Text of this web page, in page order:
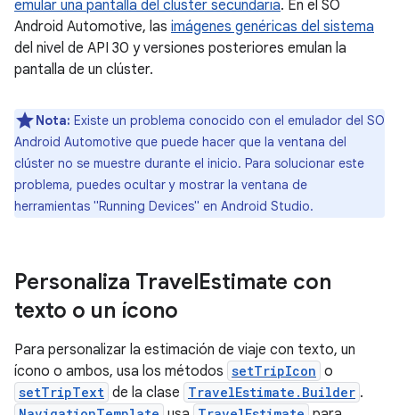
emular una pantalla del clúster secundaria. En el SO
Android Automotive, las imágenes genéricas del sistema
del nivel de API 30 y versiones posteriores emulan la
pantalla de un clúster.
Nota: Existe un problema conocido con el emulador del SO
Android Automotive que puede hacer que la ventana del
clúster no se muestre durante el inicio. Para solucionar este
problema, puedes ocultar y mostrar la ventana de
herramientas "Running Devices" en Android Studio.
Personaliza TravelEstimate con
texto o un ícono
Para personalizar la estimación de viaje con texto, un
ícono o ambos, usa los métodos setTripIcon o
setTripText de la clase TravelEstimate.Builder .